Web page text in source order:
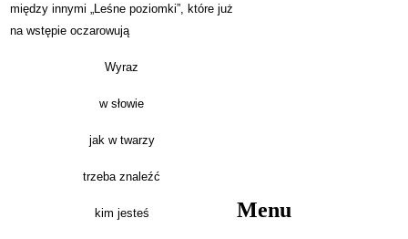
między innymi „Leśne poziomki”, które już
na wstępie oczarowują
Wyraz
w słowie
jak w twarzy
trzeba znaleźć
kim jesteś Menu